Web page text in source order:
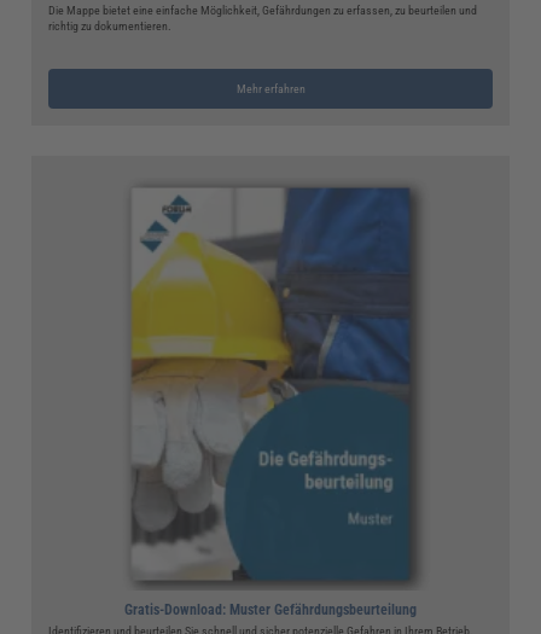
Die Mappe bietet eine einfache Möglichkeit, Gefährdungen zu erfassen, zu beurteilen und
richtig zu dokumentieren.
Mehr erfahren
Gratis-Download: Muster Gefährdungsbeurteilung